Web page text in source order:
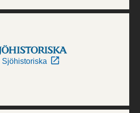
Sjöhistoriska